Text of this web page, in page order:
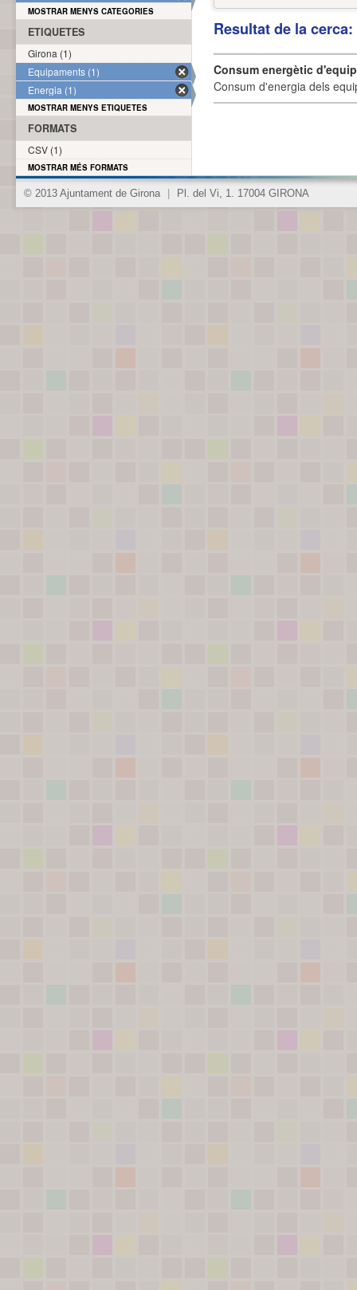
Resultat de la
Consum energètic
Consum d'energia dels
MOSTRAR MENYS CATEGORIES
ETIQUETES
Girona (1)
Equipaments (1)
Energia (1)
MOSTRAR MENYS ETIQUETES
FORMATS
CSV (1)
MOSTRAR MÉS FORMATS
© 2013 Ajuntament de Girona Pl. del Vi, 1. 17004 GIRONA